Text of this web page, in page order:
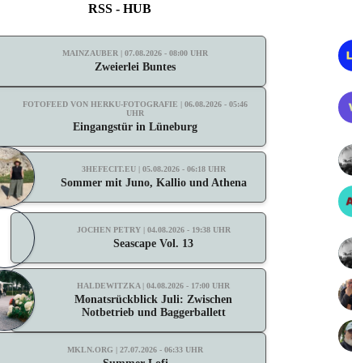
RSS - HUB
MAINZAUBER | 07.08.2026 - 08:00 UHR
Zweierlei Buntes
FOTOFEED VON HERKU-FOTOGRAFIE | 06.08.2026 - 05:46
UHR
Eingangstür in Lüneburg
3HEFECIT.EU | 05.08.2026 - 06:18 UHR
Sommer mit Juno, Kallio und Athena
JOCHEN PETRY | 04.08.2026 - 19:38 UHR
Seascape Vol. 13
HALDEWITZKA | 04.08.2026 - 17:00 UHR
Monatsrückblick Juli: Zwischen
Notbetrieb und Baggerballett
MKLN.ORG | 27.07.2026 - 06:33 UHR